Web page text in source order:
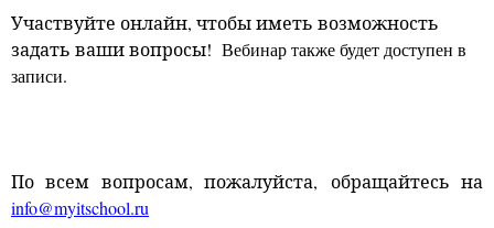
Участвуйте онлайн, чтобы иметь возможность
задать ваши вопросы! Вебинартакже будет доступен в
записи.
По всем вопросам, пожалуйста, обращайтесь на
info@myitschool.ru